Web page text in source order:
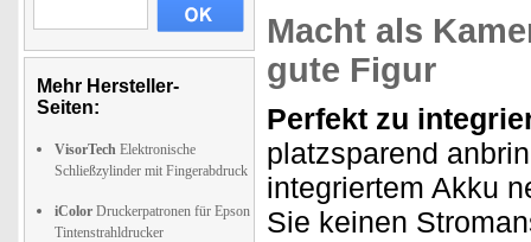
Mehr Hersteller-
Seiten:
VisorTech Elektronische
Schließzylinder mit Fingerabdruck
iColor Druckerpatronen für Epson
Tintenstrahldrucker
Macht als
gute Figur
Perfekt zu
platzsparend
integriertem Akku
Sie keinen